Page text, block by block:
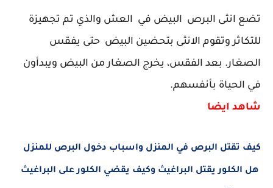
تضع انثى البرص البيض في العش والذي تم تجهيزة
للتكاثر وتقوم الانثى بتحضين البيض حتى يفقس
الصغار. بعد الفقس، يخرج الصغار من البيض ويبدأون
في الحياة بأنفسهم.
شاهد ايضا
كيف تقتل البرص في المنزل واسباب دخول البرص للمنزل
هل الكلور يقتل البراغيث وكيف يقضي الكلور على البراغيث